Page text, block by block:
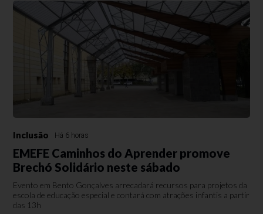
Inclusão Há 6 horas
EMEFE Caminhos do Aprender promove
Brechó Solidário neste sábado
Evento em Bento Gonçalves arrecadará recursos para projetos da
escola de educação especial e contará com atrações infantis a partir
das 13h